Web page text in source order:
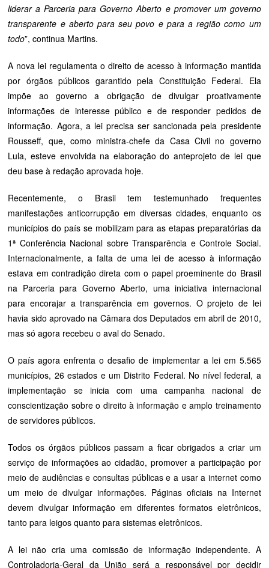
liderar a Parceria para Governo Aberto e promover um governo
transparente e aberto para seu povo e para a região como um
todo”, continua Martins.
A nova lei regulamenta o direito de acesso à informação mantida
por órgãos públicos garantido pela Constituição Federal. Ela
impõe ao governo a obrigação de divulgar proativamente
informações de interesse público e de responder pedidos de
informação. Agora, a lei precisa ser sancionada pela presidente
Rousseff, que, como ministra-chefe da Casa Civil no governo
Lula, esteve envolvida na elaboração do anteprojeto de lei que
deu base à redação aprovada hoje.
Recentemente, o Brasil tem testemunhado frequentes
manifestações anticorrupção em diversas cidades, enquanto os
municípios do país se mobilizam para as etapas preparatórias da
1ª Conferência Nacional sobre Transparência e Controle Social.
Internacionalmente, a falta de uma lei de acesso à informação
estava em contradição direta com o papel proeminente do Brasil
na Parceria para Governo Aberto, uma iniciativa internacional
para encorajar a transparência em governos. O projeto de lei
havia sido aprovado na Câmara dos Deputados em abril de 2010,
mas só agora recebeu o aval do Senado.
O país agora enfrenta o desafio de implementar a lei em 5.565
municípios, 26 estados e um Distrito Federal. No nível federal, a
implementação se inicia com uma campanha nacional de
conscientização sobre o direito à informação e amplo treinamento
de servidores públicos.
Todos os órgãos públicos passam a ficar obrigados a criar um
serviço de informações ao cidadão, promover a participação por
meio de audiências e consultas públicas e a usar a internet como
um meio de divulgar informações. Páginas oficiais na Internet
devem divulgar informação em diferentes formatos eletrônicos,
tanto para leigos quanto para sistemas eletrônicos.
A lei não cria uma comissão de informação independente. A
Controladoria-Geral da União será a responsável por decidir